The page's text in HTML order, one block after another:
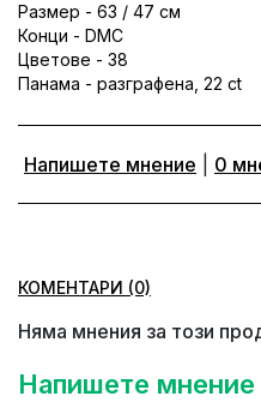
Размер - 63 / 47 см
Конци - DMC
Цветове - 38
Панама - разграфена, 22 ct
Напишете мнение 0
КОМЕНТАРИ (0)
Няма мнения за този
Напишете мнение